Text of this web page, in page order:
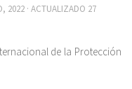
2022 · ACTUALIZADO 27
de la Protección